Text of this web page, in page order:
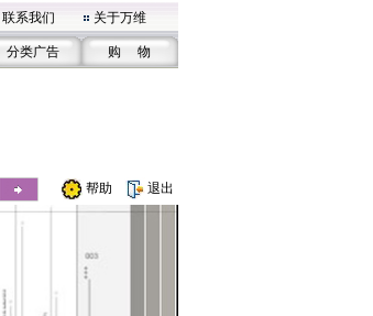
联系我们 关于万维
分类广告 购 物
帮助 退出